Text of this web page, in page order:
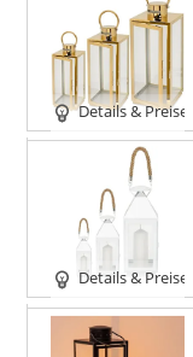
Details & Preise
Details & Preise